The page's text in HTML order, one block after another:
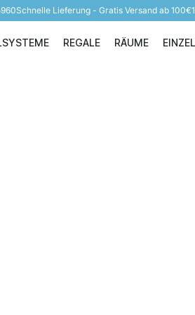
Schnelle Lieferung - Gratis Versand ab 100€
Regalsysteme
REGALE
Regale
RÄUME
Räume